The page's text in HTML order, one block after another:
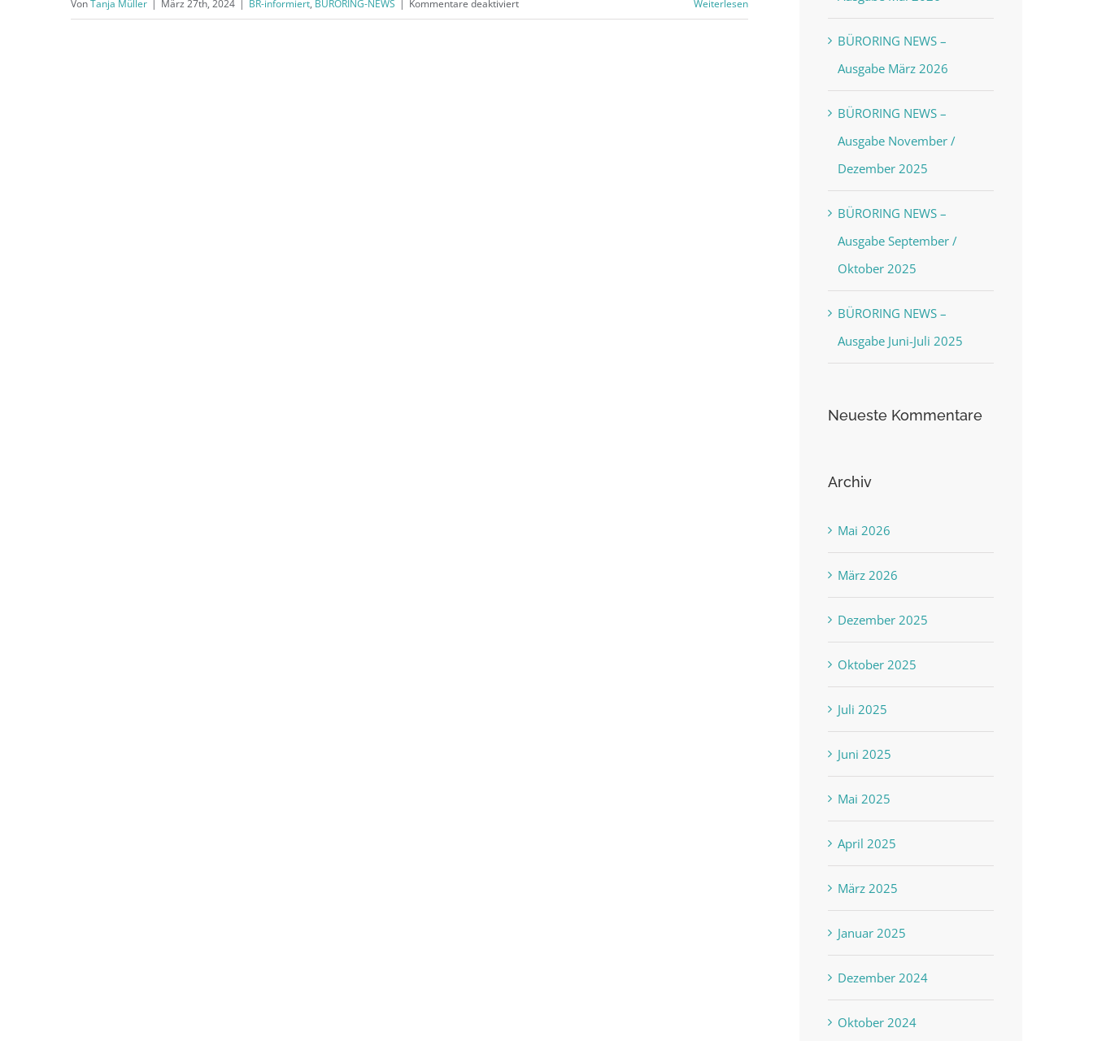
VonTanja Müller | März 27th, 2024 | BR-informiert, BÜRORING-NEWS | Kommentare deaktiviertfür
Weiterlesen
BÜRORING NEWS –
Ausgabe März 2026
BÜRORING NEWS –
Ausgabe November /
Dezember 2025
BÜRORING NEWS –
Ausgabe September /
Oktober 2025
BÜRORING NEWS –
Ausgabe Juni-Juli 2025
Neueste Kommentare
Archiv
Mai 2026
März 2026
Dezember 2025
Oktober 2025
Juli 2025
Juni 2025
Mai 2025
April 2025
März 2025
Januar 2025
Dezember 2024
Oktober 2024